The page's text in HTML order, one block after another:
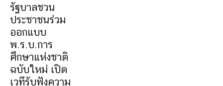
รัฐบาลชวน
ประชาชนร่วม
ออกแบบ
พ.ร.บ.การ
ศึกษาแห่งชาติ
ฉบับใหม่ เปิด
เวทีรับฟังความ